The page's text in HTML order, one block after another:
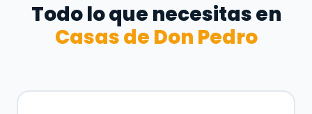
Todo lo que necesitas en
Casas de Don Pedro